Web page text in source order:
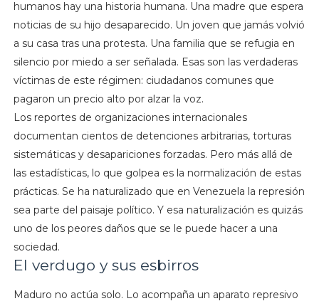
humanos hay una historia humana. Una madre que espera
noticias de su hijo desaparecido. Un joven que jamás volvió
a su casa tras una protesta. Una familia que se refugia en
silencio por miedo a ser señalada. Esas son las verdaderas
víctimas de este régimen: ciudadanos comunes que
pagaron un precio alto por alzar la voz.
Los reportes de organizaciones internacionales
documentan cientos de detenciones arbitrarias, torturas
sistemáticas y desapariciones forzadas. Pero más allá de
las estadísticas, lo que golpea es la normalización de estas
prácticas. Se ha naturalizado que en Venezuela la represión
sea parte del paisaje político. Y esa naturalización es quizás
uno de los peores daños que se le puede hacer a una
sociedad.
El verdugo y sus esbirros
Maduro no actúa solo. Lo acompaña un aparato represivo